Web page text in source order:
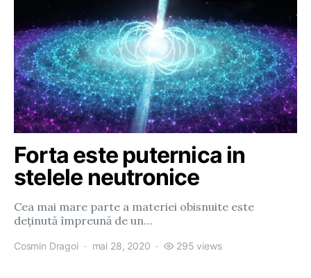
Forta este puternica in
stelele neutronice
Cea mai mare parte a materiei obisnuite este
deținută împreună de un…
Cosmin Dragoi mai 28, 2020 295 views